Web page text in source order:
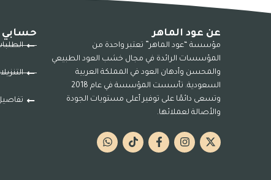
عن عود الماهر
مؤسسة “عود الماهر” تعتبر واحدة من
المؤسسات الرائدة في مجال خشب العود الطبيعي
والمحسن وأدهان العود في المملكة العربية
السعودية. تأسست المؤسسة في عام 2018
وتسعى دائمًا على توفير أعلى مستويات الجودة
والأصالة لعملائها.
حسابي